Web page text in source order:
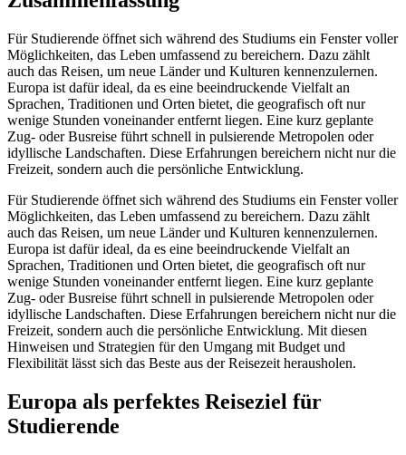
Für Studierende öffnet sich während des Studiums ein Fenster voller
Möglichkeiten, das Leben umfassend zu bereichern. Dazu zählt
auch das Reisen, um neue Länder und Kulturen kennenzulernen.
Europa ist dafür ideal, da es eine beeindruckende Vielfalt an
Sprachen, Traditionen und Orten bietet, die geografisch oft nur
wenige Stunden voneinander entfernt liegen. Eine kurz geplante
Zug- oder Busreise führt schnell in pulsierende Metropolen oder
idyllische Landschaften. Diese Erfahrungen bereichern nicht nur die
Freizeit, sondern auch die persönliche Entwicklung.
Für Studierende öffnet sich während des Studiums ein Fenster voller
Möglichkeiten, das Leben umfassend zu bereichern. Dazu zählt
auch das Reisen, um neue Länder und Kulturen kennenzulernen.
Europa ist dafür ideal, da es eine beeindruckende Vielfalt an
Sprachen, Traditionen und Orten bietet, die geografisch oft nur
wenige Stunden voneinander entfernt liegen. Eine kurz geplante
Zug- oder Busreise führt schnell in pulsierende Metropolen oder
idyllische Landschaften. Diese Erfahrungen bereichern nicht nur die
Freizeit, sondern auch die persönliche Entwicklung. Mit diesen
Hinweisen und Strategien für den Umgang mit Budget und
Flexibilität lässt sich das Beste aus der Reisezeit herausholen.
Europa als perfektes Reiseziel für
Studierende